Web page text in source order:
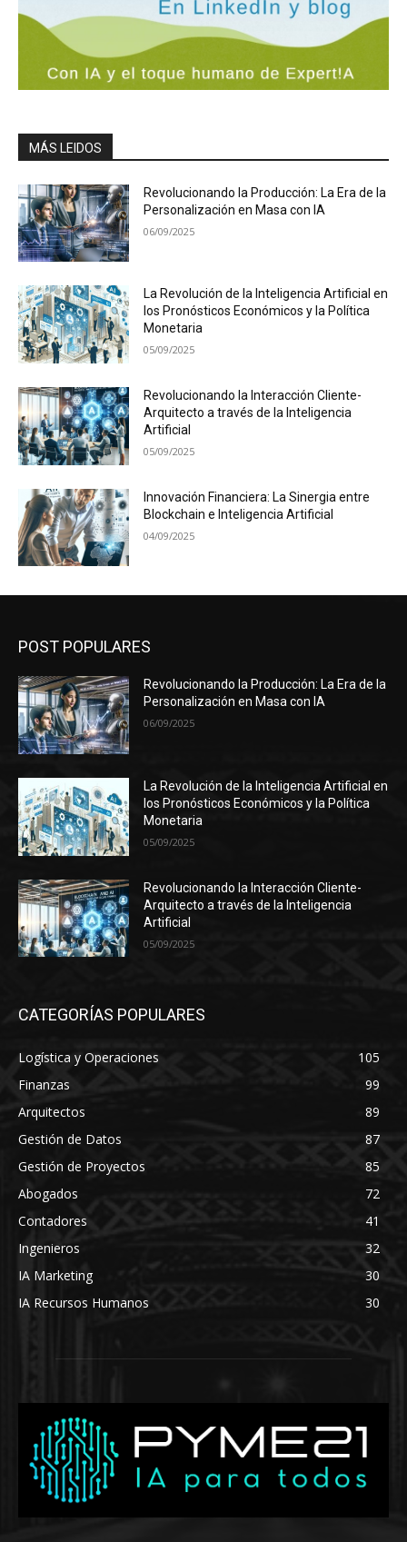
MÁS LEIDOS
Revolucionando la Producción: La Era de la
Personalización en Masa con IA
06/09/2025
La Revolución de la Inteligencia Artificial en
los Pronósticos Económicos y la Política
Monetaria
05/09/2025
Revolucionando la Interacción Cliente-
Arquitecto a través de la Inteligencia
Artificial
05/09/2025
Innovación Financiera: La Sinergia entre
Blockchain e Inteligencia Artificial
04/09/2025
POST POPULARES
Revolucionando la Producción: La Era de la
Personalización en Masa con IA
06/09/2025
La Revolución de la Inteligencia Artificial en
los Pronósticos Económicos y la Política
Monetaria
05/09/2025
Revolucionando la Interacción Cliente-
Arquitecto a través de la Inteligencia
Artificial
05/09/2025
CATEGORÍAS POPULARES
Logística y Operaciones
105
Finanzas
99
Arquitectos
89
Gestión de Datos
87
Gestión de Proyectos
85
Abogados
72
Contadores
41
Ingenieros
32
IA Marketing
30
IA Recursos Humanos
30